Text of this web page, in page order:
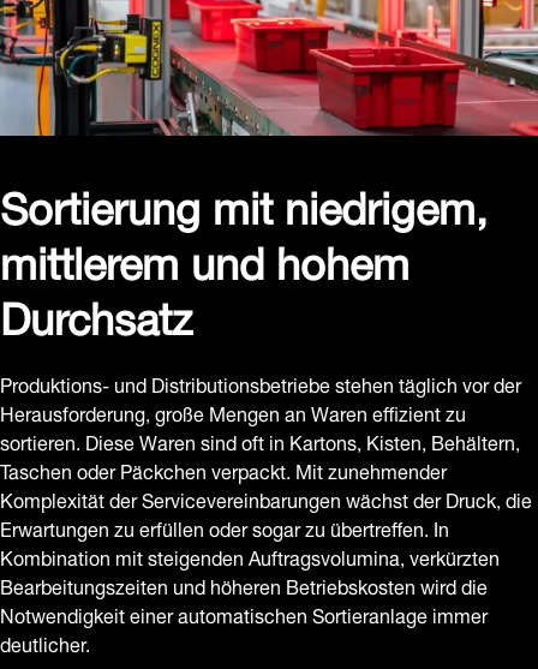
Sortierung mit niedrigem,
mittlerem und hohem
Durchsatz
Produktions- und Distributionsbetriebe stehen täglich vor der
Herausforderung, große Mengen an Waren effizient zu
sortieren. Diese Waren sind oft in Kartons, Kisten, Behältern,
Taschen oder Päckchen verpackt. Mit zunehmender
Komplexität der Servicevereinbarungen wächst der Druck, die
Erwartungen zu erfüllen oder sogar zu übertreffen. In
Kombination mit steigenden Auftragsvolumina, verkürzten
Bearbeitungszeiten und höheren Betriebskosten wird die
Notwendigkeit einer automatischen Sortieranlage immer
deutlicher.